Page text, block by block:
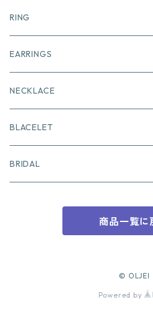
RING
EARRINGS
NECKLACE
BLACELET
BRIDAL
商品一覧に
© OLJEI
Powered by